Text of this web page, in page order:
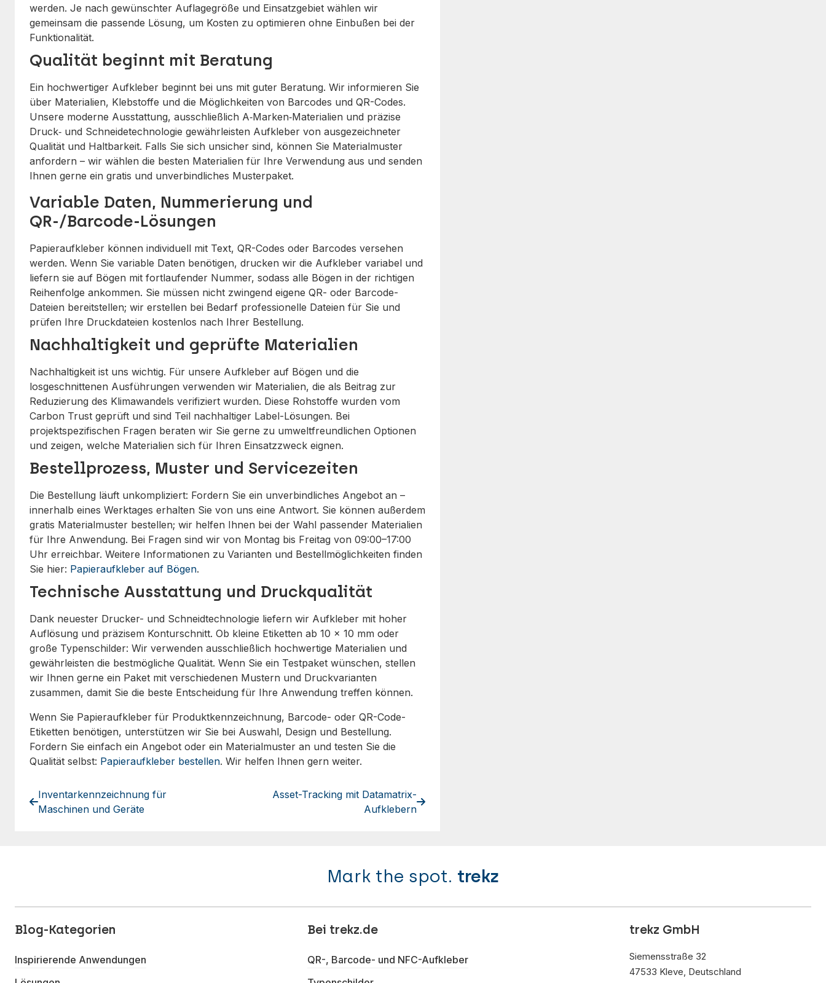
werden. Je nach gewünschter Auflagegröße und Einsatzgebiet wählen wir
gemeinsam die passende Lösung, um Kosten zu optimieren ohne Einbußen bei der
Funktionalität.
Qualität beginnt mit Beratung
Ein hochwertiger Aufkleber beginnt bei uns mit guter Beratung. Wir informieren Sie
über Materialien, Klebstoffe und die Möglichkeiten von Barcodes und QR-Codes.
Unsere moderne Ausstattung, ausschließlich A‑Marken‑Materialien und präzise
Druck‑ und Schneidetechnologie gewährleisten Aufkleber von ausgezeichneter
Qualität und Haltbarkeit. Falls Sie sich unsicher sind, können Sie Materialmuster
anfordern – wir wählen die besten Materialien für Ihre Verwendung aus und senden
Ihnen gerne ein gratis und unverbindliches Musterpaket.
Variable Daten, Nummerierung und
QR-/Barcode‑Lösungen
Papieraufkleber können individuell mit Text, QR-Codes oder Barcodes versehen
werden. Wenn Sie variable Daten benötigen, drucken wir die Aufkleber variabel und
liefern sie auf Bögen mit fortlaufender Nummer, sodass alle Bögen in der richtigen
Reihenfolge ankommen. Sie müssen nicht zwingend eigene QR- oder Barcode-
Dateien bereitstellen; wir erstellen bei Bedarf professionelle Dateien für Sie und
prüfen Ihre Druckdateien kostenlos nach Ihrer Bestellung.
Nachhaltigkeit und geprüfte Materialien
Nachhaltigkeit ist uns wichtig. Für unsere Aufkleber auf Bögen und die
losgeschnittenen Ausführungen verwenden wir Materialien, die als Beitrag zur
Reduzierung des Klimawandels verifiziert wurden. Diese Rohstoffe wurden vom
Carbon Trust geprüft und sind Teil nachhaltiger Label-Lösungen. Bei
projektspezifischen Fragen beraten wir Sie gerne zu umweltfreundlichen Optionen
und zeigen, welche Materialien sich für Ihren Einsatzzweck eignen.
Bestellprozess, Muster und Servicezeiten
Die Bestellung läuft unkompliziert: Fordern Sie ein unverbindliches Angebot an –
innerhalb eines Werktages erhalten Sie von uns eine Antwort. Sie können außerdem
gratis Materialmuster bestellen; wir helfen Ihnen bei der Wahl passender Materialien
für Ihre Anwendung. Bei Fragen sind wir von Montag bis Freitag von 09:00–17:00
Uhr erreichbar. Weitere Informationen zu Varianten und Bestellmöglichkeiten finden
Sie hier: Papieraufkleber auf Bögen.
Technische Ausstattung und Druckqualität
Dank neuester Drucker- und Schneidtechnologie liefern wir Aufkleber mit hoher
Auflösung und präzisem Konturschnitt. Ob kleine Etiketten ab 10 x 10 mm oder
große Typenschilder: Wir verwenden ausschließlich hochwertige Materialien und
gewährleisten die bestmögliche Qualität. Wenn Sie ein Testpaket wünschen, stellen
wir Ihnen gerne ein Paket mit verschiedenen Mustern und Druckvarianten
zusammen, damit Sie die beste Entscheidung für Ihre Anwendung treffen können.
Wenn Sie Papieraufkleber für Produktkennzeichnung, Barcode- oder QR-Code-
Etiketten benötigen, unterstützen wir Sie bei Auswahl, Design und Bestellung.
Fordern Sie einfach ein Angebot oder ein Materialmuster an und testen Sie die
Qualität selbst: Papieraufkleber bestellen. Wir helfen Ihnen gern weiter.
Inventarkennzeichnung für
Maschinen und Geräte
Asset-Tracking mit Datamatrix-
Aufklebern
Mark the spot. trekz
Blog-Kategorien
Inspirierende Anwendungen
Bei trekz.de
QR-, Barcode- und NFC-Aufkleber
trekz GmbH
Siemensstraße 32
47533 Kleve, Deutschland